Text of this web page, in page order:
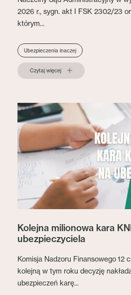
2026 r., sygn. akt I FSK 2302/23
którym...
Ubezpieczenia inaczej
Czytaj więcej
Kolejna milionowa kara
ubezpieczyciela
Komisja Nadzoru Finansowego 12
kolejną w tym roku decyzję
ubezpieczeń karę...